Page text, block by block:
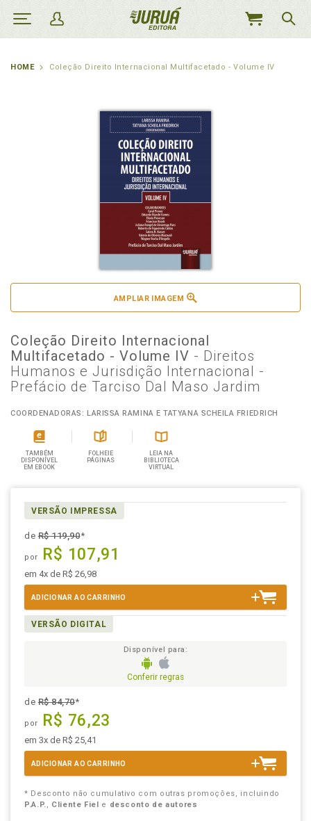
MEU
HOME Coleção Direito Internacional Multifacetado - Volume IV
AMPLIAR IMAGEM
Coleção Direito Internacional
Multifacetado - Volume IV - Direitos
Humanos e Jurisdição Internacional -
Prefácio de Tarciso Dal Maso Jardim
COORDENADORAS: LARISSA RAMINA E TATYANA SCHEILA FRIEDRICH
TAMBÉM
DISPONÍVEL
EM EBOOK
FOLHEIE
PÁGINAS
LEIA NA
BIBLIOTECA
VIRTUAL
VERSÃO IMPRESSA
deR$ 119,90*
por R$ 107,91
em 4x de R$ 26,98
ADICIONAR AO CARRINHO
VERSÃO DIGITAL
Disponível para:
Conferir regras
deR$ 84,70*
por R$ 76,23
em 3x de R$ 25,41
ADICIONAR AO CARRINHO
* Desconto não cumulativo com outras promoções, incluindo
P.A.P., Cliente Fiel e desconto de autores